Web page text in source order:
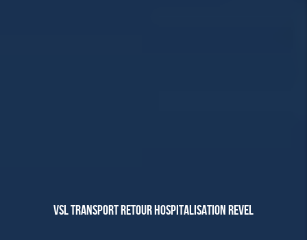
VSL TRANSPORT RETOUR HOSPITALISATION REVEL